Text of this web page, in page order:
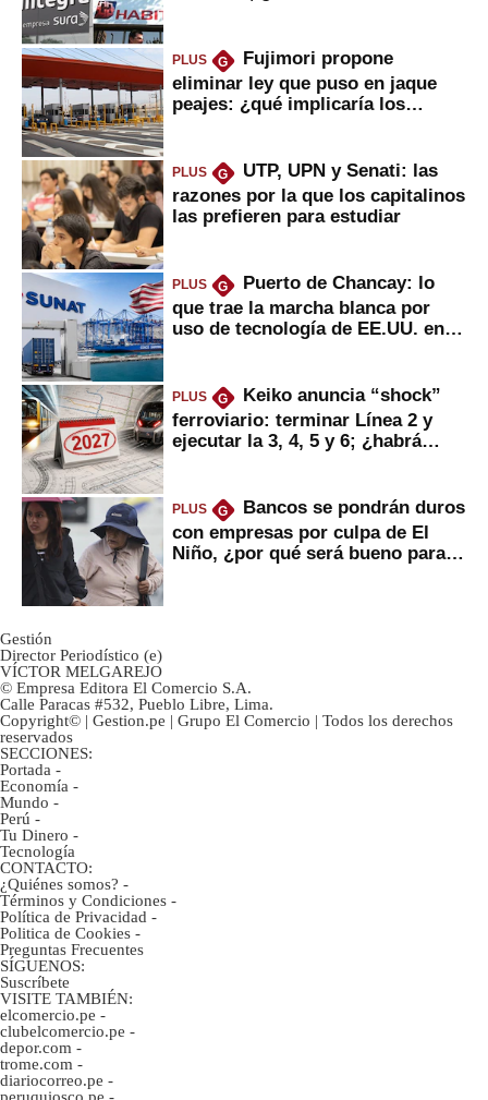
PLUS G
Fujimori propone
eliminar ley que puso en jaque
peajes: ¿qué implicaría los
PLUS G
UTP, UPN y Senati: las
razones por la que los capitalinos
las prefieren para estudiar
PLUS G
Puerto de Chancay: lo
que trae la marcha blanca por
uso de tecnología de EE.UU. en
PLUS G
Keiko anuncia “shock”
ferroviario: terminar Línea 2 y
ejecutar la 3, 4, 5 y 6; ¿habrá
PLUS G
Bancos se pondrán duros
con empresas por culpa de El
Niño, ¿por qué será bueno para
Gestión
Director Periodístico (e)
VÍCTOR MELGAREJO
© Empresa Editora El Comercio S.A.
Calle Paracas #532, Pueblo Libre, Lima.
Copyright© | Gestion.pe | Grupo El Comercio | Todos los derechos
reservados
SECCIONES:
Portada -
Economía -
Mundo -
Perú -
Tu Dinero -
Tecnología
CONTACTO:
¿Quiénes somos? -
Términos y Condiciones -
Política de Privacidad -
Politica de Cookies -
Preguntas Frecuentes
SÍGUENOS:
Suscríbete
VISITE TAMBIÉN:
elcomercio.pe -
clubelcomercio.pe -
depor.com -
trome.com -
diariocorreo.pe -
peruquiosco.pe -